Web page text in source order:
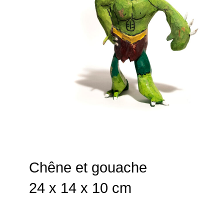
Chêne et gouache
24 x 14 x 10 cm